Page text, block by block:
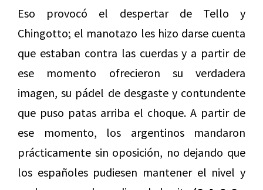
Eso provocó el despertar de Tello y
Chingotto; el manotazo les hizo darse cuenta
que estaban contra las cuerdas y a partir de
ese momento ofrecieron su verdadera
imagen, su pádel de desgaste y contundente
que puso patas arriba el choque. A partir de
ese momento, los argentinos mandaron
prácticamente sin oposición, no dejando que
los españoles pudiesen mantener el nivel y